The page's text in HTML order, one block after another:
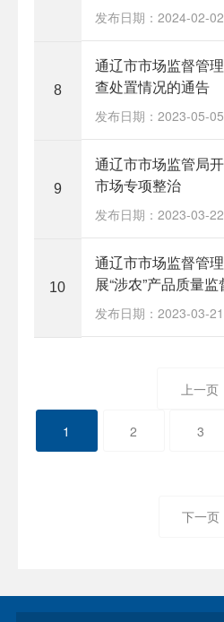
发布日期：2024-02-02
8
通辽市市场监督管
查处置情况的通告
发布日期：2023-05-05
9
通辽市市场监管局
市场专项整治
发布日期：2023-03-22
10
通辽市市场监督管
展“涉农”产品质量
发布日期：2023-03-21
上一页
1 2 3
下一页